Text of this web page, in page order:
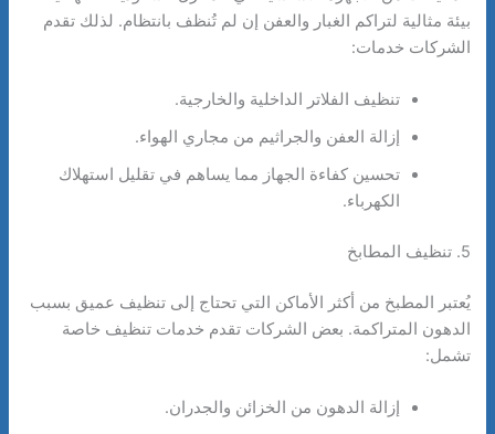
بيئة مثالية لتراكم الغبار والعفن إن لم تُنظف بانتظام. لذلك تقدم
الشركات خدمات:
تنظيف الفلاتر الداخلية والخارجية.
إزالة العفن والجراثيم من مجاري الهواء.
تحسين كفاءة الجهاز مما يساهم في تقليل استهلاك
الكهرباء.
5. تنظيف المطابخ
يُعتبر المطبخ من أكثر الأماكن التي تحتاج إلى تنظيف عميق بسبب
الدهون المتراكمة. بعض الشركات تقدم خدمات تنظيف خاصة
تشمل:
إزالة الدهون من الخزائن والجدران.